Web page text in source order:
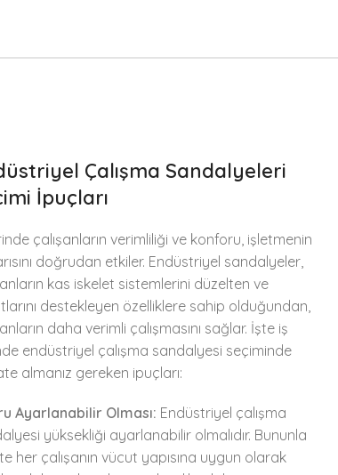
Çalışma Sandalyeleri
İpuçları
çalışanların verimliliği ve konforu, işletmenin
doğrudan etkiler. Endüstriyel sandalyeler,
kas iskelet sistemlerini düzelten ve
destekleyen özelliklere sahip olduğundan,
daha verimli çalışmasını sağlar. İşte iş
endüstriyel çalışma sandalyesi seçiminde
almanız gereken ipuçları:
Ayarlanabilir Olması: Endüstriyel çalışma
yüksekliği ayarlanabilir olmalıdır. Bununla
her çalışanın vücut yapısına uygun olarak